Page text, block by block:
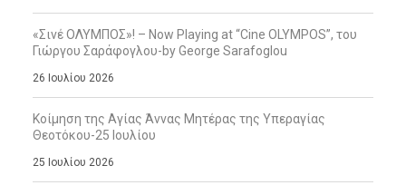
«Σινέ ΟΛΥΜΠΟΣ»! – Now Playing at “Cine OLYMPOS”, του
Γιώργου Σαράφογλου-by George Sarafoglou
26 Ιουλίου 2026
Κοίμηση της Αγίας Άννας Μητέρας της Υπεραγίας
Θεοτόκου-25 Ιουλίου
25 Ιουλίου 2026